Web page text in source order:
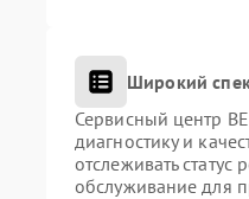
Широкий
Сервисный центр
диагностику и
отслеживать
обслуживание для